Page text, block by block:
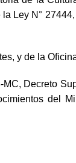
Ley N°
y de la
Decreto
del